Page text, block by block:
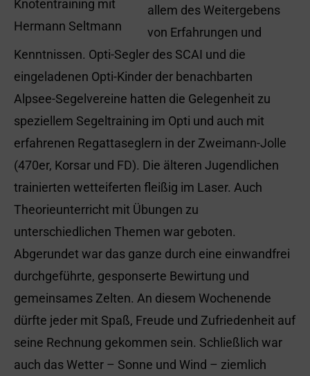
Knotentraining mit
Hermann Seltmann
allem des Weitergebens
von Erfahrungen und
Kenntnissen. Opti-Segler des SCAI und die
eingeladenen Opti-Kinder der benachbarten
Alpsee-Segelvereine hatten die Gelegenheit zu
speziellem Segeltraining im Opti und auch mit
erfahrenen Regattaseglern in der Zweimann-Jolle
(470er, Korsar und FD). Die älteren Jugendlichen
trainierten wetteiferten fleißig im Laser. Auch
Theorieunterricht mit Übungen zu
unterschiedlichen Themen war geboten.
Abgerundet war das ganze durch eine einwandfrei
durchgeführte, gesponserte Bewirtung und
gemeinsames Zelten. An diesem Wochenende
dürfte jeder mit Spaß, Freude und Zufriedenheit auf
seine Rechnung gekommen sein. Schließlich war
auch das Wetter – Sonne und Wind – ziemlich